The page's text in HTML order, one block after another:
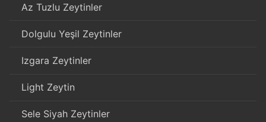
Az Tuzlu Zeytinler
Dolgulu Yeşil Zeytinler
Izgara Zeytinler
Light Zeytin
Sele Siyah Zeytinler